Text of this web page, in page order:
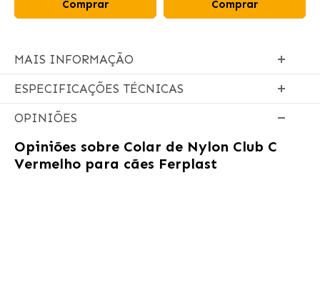
Comprar Comprar
MAIS INFORMAÇÃO
ESPECIFICAÇÕES TÉCNICAS
OPINIÕES
Opiniões sobre Colar de Nylon Club C
Vermelho para cães Ferplast